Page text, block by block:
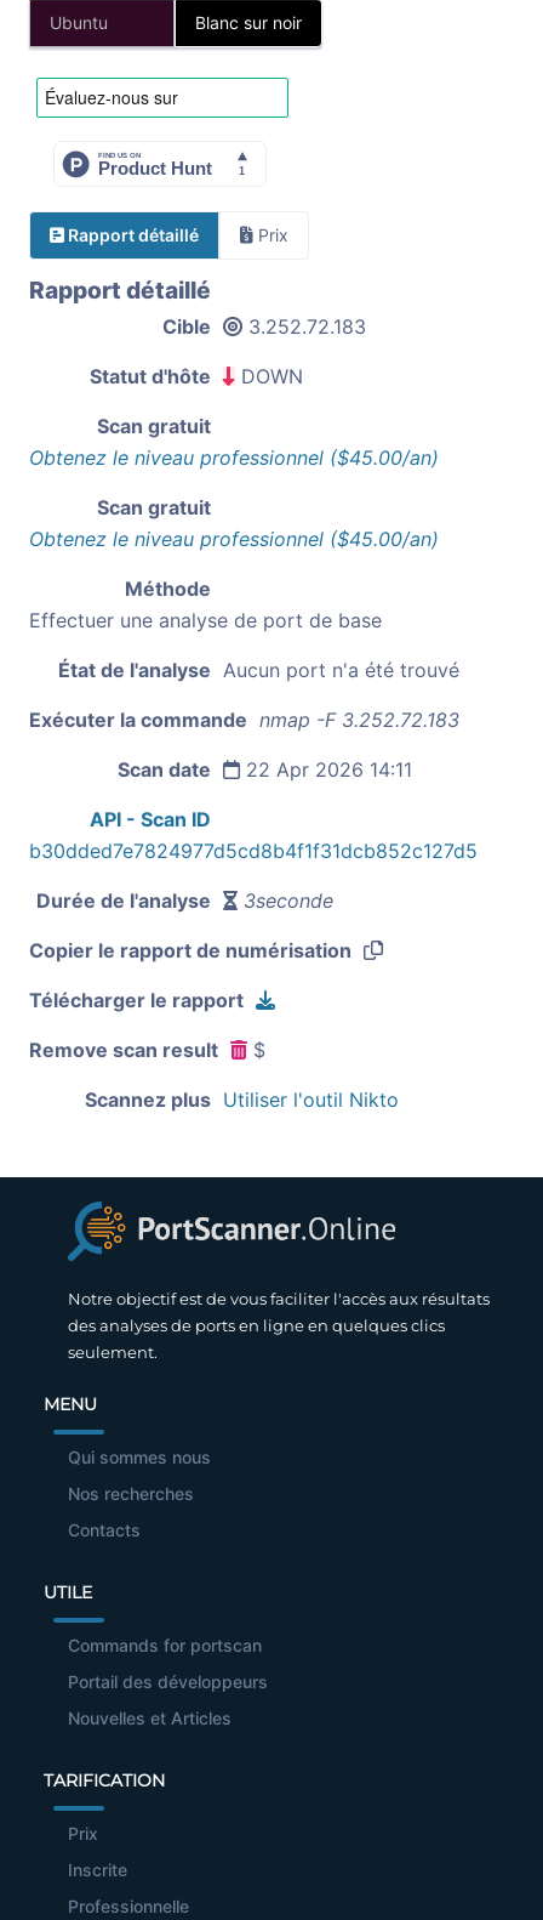
Ubuntu Blanc sur noir
Rapport détaillé Prix
Rapport détaillé
Cible 3.252.72.183
Statut d'hôte DOWN
Scan gratuit
Obtenez le niveau professionnel ($45.00/an)
Scan gratuit
Obtenez le niveau professionnel ($45.00/an)
Méthode
Effectuer une analyse de port de base
État de l'analyse Aucun port n'a été trouvé
Exécuter la commande nmap -F 3.252.72.183
Scan date 22 Apr 2026 14:11
API - Scan ID
b30dded7e7824977d5cd8b4f1f31dcb852c127d5
Durée de l'analyse 3seconde
Copier le rapport de numérisation
Télécharger le rapport
Remove scan result $
Scannez plus Utiliser l'outil Nikto
Notre objectif est de vous faciliter l'accès aux résultats
des analyses de ports en ligne en quelques clics
seulement.
MENU
Qui sommes nous
Nos recherches
Contacts
UTILE
Commands for portscan
Portail des développeurs
Nouvelles et Articles
TARIFICATION
Prix
Inscrite
Professionnelle